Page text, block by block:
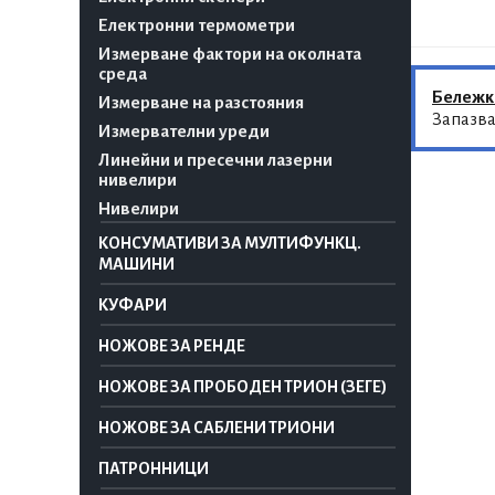
Електронни термометри
Измерване фактори на околната
среда
Измерване на разстояния
Измервателни уреди
Линейни и пресечни лазерни
нивелири
Нивелири
КОНСУМАТИВИ ЗА МУЛТИФУНКЦ.
МАШИНИ
КУФАРИ
НОЖОВЕ ЗА РЕНДЕ
НОЖОВЕ ЗА ПРОБОДЕН ТРИОН (ЗЕГЕ)
НОЖОВЕ ЗА САБЛЕНИ ТРИОНИ
ПАТРОННИЦИ